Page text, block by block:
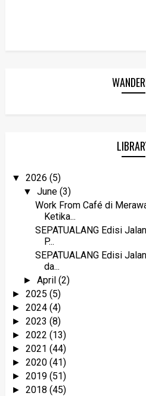
▼ 2026 (5)
▼June(3)
Work From Café di
Ketika...
SEPATUALANG Edisi
P...
SEPATUALANG Edisi
da...
►April(2)
► 2025 (5)
► 2024 (4)
► 2023 (8)
► 2022 (13)
► 2021 (44)
► 2020 (41)
► 2019 (51)
► 2018 (45)